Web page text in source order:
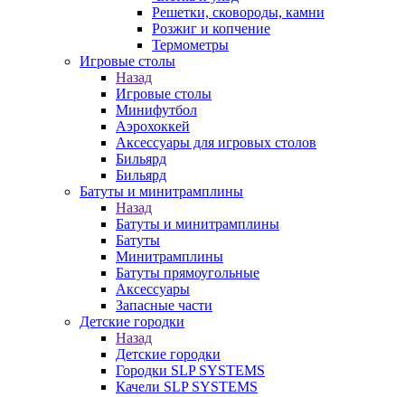
Решетки, сковороды, камни
Розжиг и копчение
Термометры
Игровые столы
Назад
Игровые столы
Минифутбол
Аэрохоккей
Аксессуары для игровых столов
Бильяpд
Бильяpд
Батуты и минитрамплины
Назад
Батуты и минитрамплины
Батуты
Минитрамплины
Батуты прямоугольные
Аксессуары
Запасные части
Детские городки
Назад
Детские городки
Городки SLP SYSTEMS
Качели SLP SYSTEMS